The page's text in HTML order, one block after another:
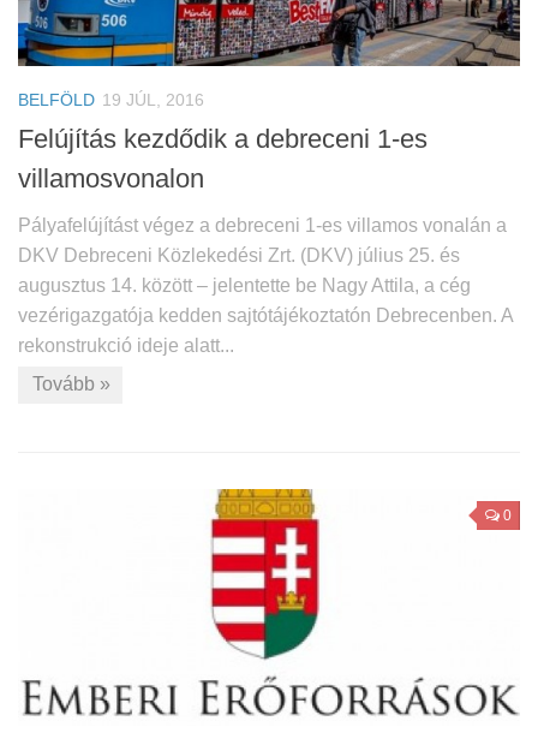
BELFÖLD 19 JÚL, 2016
Felújítás kezdődik a debreceni 1-es
villamosvonalon
Pályafelújítást végez a debreceni 1-es villamos vonalán a
DKV Debreceni Közlekedési Zrt. (DKV) július 25. és
augusztus 14. között – jelentette be Nagy Attila, a cég
vezérigazgatója kedden sajtótájékoztatón Debrecenben. A
rekonstrukció ideje alatt...
Tovább »
0